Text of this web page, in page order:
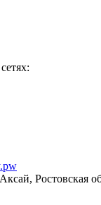
Ростовская